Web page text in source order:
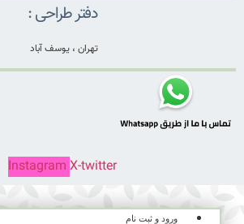
دفتر طراحی :
تهران ، یوسف آباد
Instagram X-twitter
ورود و ثبت نام